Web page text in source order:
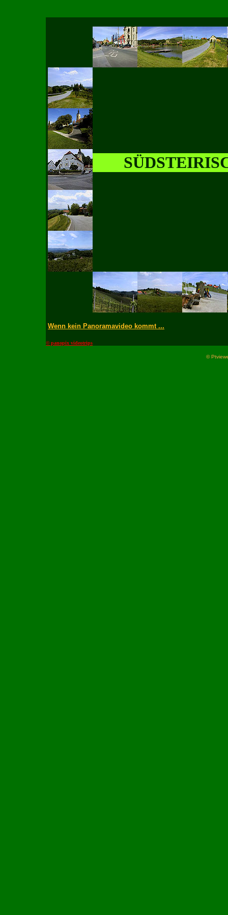
Wenn kein Panoramavideo kommt ...
© panopix videotrips
©